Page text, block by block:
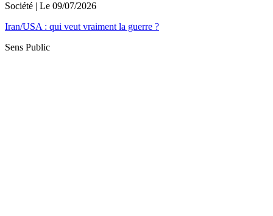
Société | Le 09/07/2026
Iran/USA : qui veut vraiment la guerre ?
Sens Public